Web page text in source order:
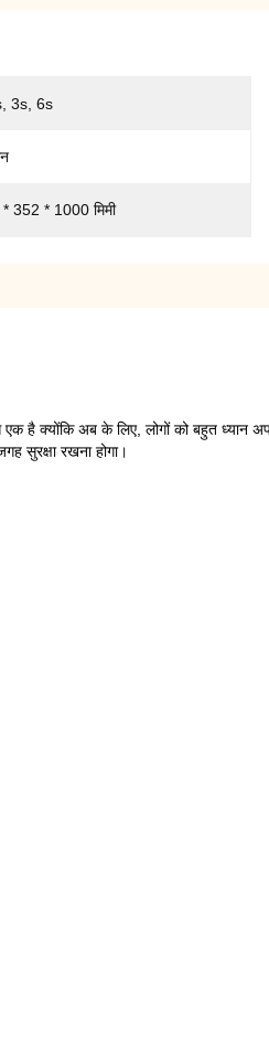
3s, 6s
352 * 1000 मिमी
है क्योंकि अब के लिए, लोगों को बहुत ध्यान
सुरक्षा रखना होगा।